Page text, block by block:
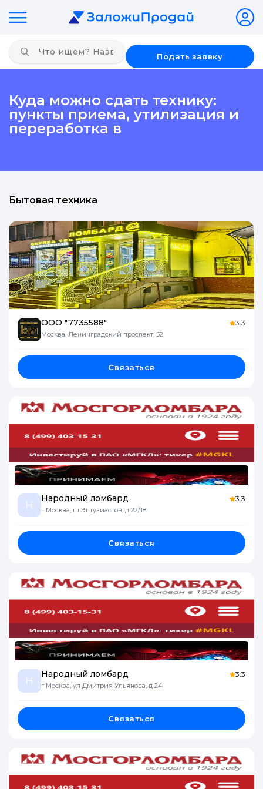
Подать заявку
Куда можно сдать технику:
пункты приема, утилизация и
переработка в
Бытовая техника
ООО "7735588"
Москва, Ленинградский проспект, 52
3.3
Связаться
Н
Народный ломбард
г Москва, ш Энтузиастов, д 22/18
3.3
Связаться
Н
Народный ломбард
г Москва, ул Дмитрия Ульянова, д 24
3.3
Связаться